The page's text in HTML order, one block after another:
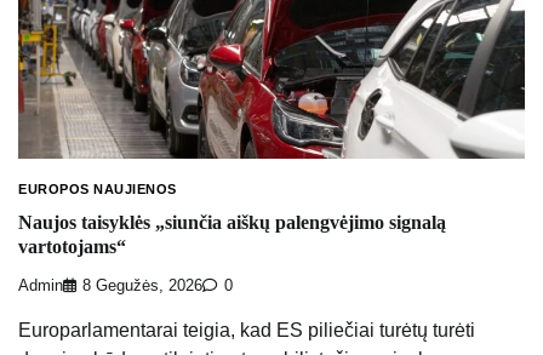
EUROPOS NAUJIENOS
Naujos taisyklės „siunčia aiškų palengvėjimo signalą
vartotojams“
Admin 8 Gegužės, 2026 0
Europarlamentarai teigia, kad ES piliečiai turėtų turėti